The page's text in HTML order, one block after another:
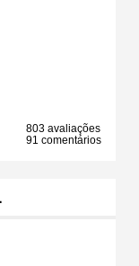
803 avaliações
91 comentários